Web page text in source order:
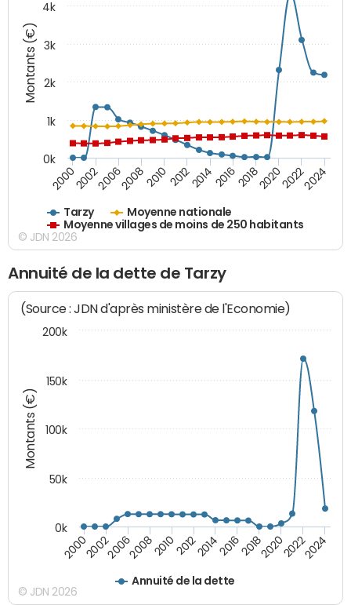
Montants (€)
Tarzy
Moyenne nationale
Moyenne villages de moins de 250 habitants
20002002200620082010 2012201420162018202020222024
0k
1k
2k
3k
4k
© JDN 2026
Annuité de la dette de Tarzy
Montants (€)
(Source : JDN d'après ministère de l'Economie)
Annuité de la dette
200020022006200820102012201420162018202020222024
0k
50k
100k
150k
200k
© JDN 2026